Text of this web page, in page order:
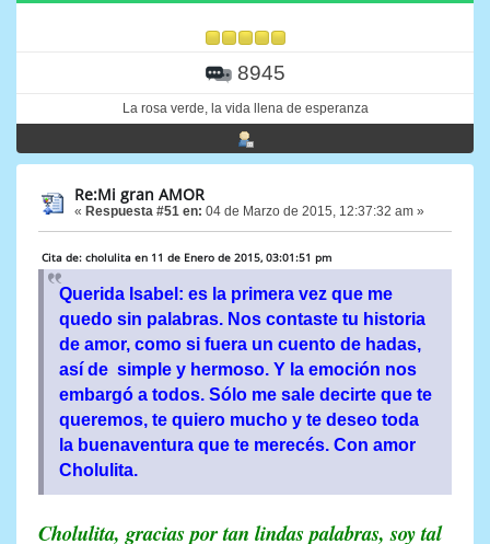
8945
La rosa verde, la vida llena de esperanza
Re:Mi gran AMOR
« Respuesta #51 en: 04 de Marzo de 2015, 12:37:32 am »
Cita de: cholulita en 11 de Enero de 2015, 03:01:51 pm
Querida Isabel: es la primera vez que me
quedo sin palabras. Nos contaste tu historia
de amor, como si fuera un cuento de hadas,
así de simple y hermoso. Y la emoción nos
embargó a todos. Sólo me sale decirte que te
queremos, te quiero mucho y te deseo toda
la buenaventura que te merecés. Con amor
Cholulita.
Cholulita, gracias por tan lindas palabras, soy tal